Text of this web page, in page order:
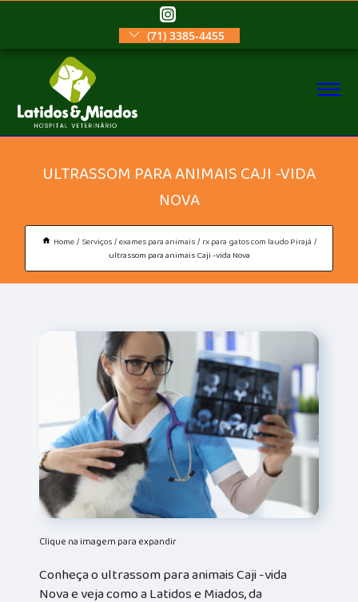
(71) 3385-4455
ULTRASSOM PARA ANIMAIS CAJI -VIDA
NOVA
Home Serviços exames para animais rx para gatos com laudo Pirajá
ultrassom para animais Caji -vida Nova
Clique na imagem para expandir
Conheça o ultrassom para animais Caji -vida
Nova e veja como a Latidos e Miados, da